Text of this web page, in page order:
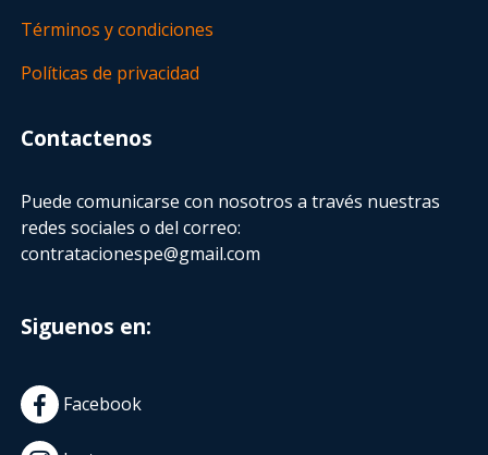
Términos y condiciones
Políticas de privacidad
Contactenos
Puede comunicarse con nosotros a través nuestras
redes sociales o del correo:
contratacionespe@gmail.com
Siguenos en:
Facebook